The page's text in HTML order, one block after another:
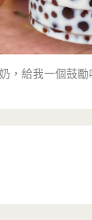
，給我一個鼓勵